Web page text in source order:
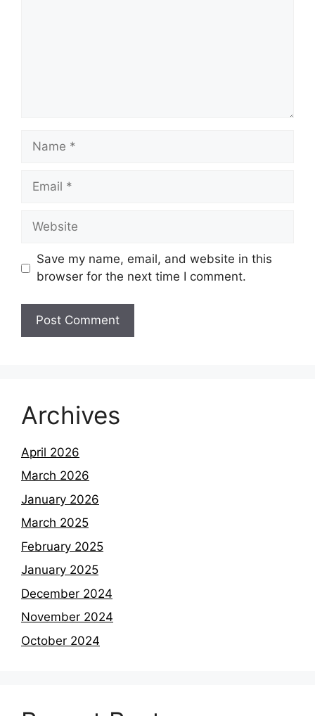
Name
Email
Website
Save my name, email, and website in this
browser for the next time I comment.
Archives
April 2026
March 2026
January 2026
March 2025
February 2025
January 2025
December 2024
November 2024
October 2024